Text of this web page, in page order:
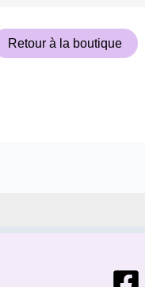
Retour à la boutique